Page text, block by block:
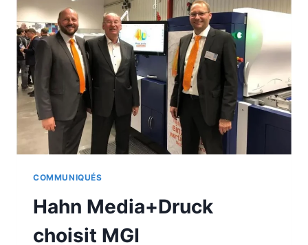
COMMUNIQUÉS
Hahn Media+Druck
choisit MGI